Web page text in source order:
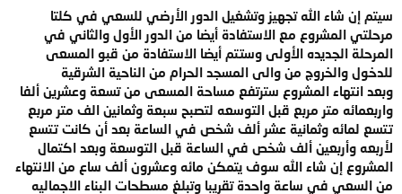
سيتم إن شاء الله تجهيز وتشغيل الدور الأرضي للسعي في كلتا
مرحلتي المشروع مع الاستفادة أيضا من الدور الأول والثاني في
المرحلة الجديده الأولى وستتم أيضا الاستفادة من قبو المسعى
للدخول والخروج من والى المسجد الحرام من الناحية الشرقية
وبعد انتهاء المشروع سترتفع مساحة المسعى من تسعة وعشرين ألفا
واربعمائه متر مربع قبل التوسعه لتصبح سبعة وثمانين الف متر مربع
تتسع لمائه وثمانية عشر ألف شخص في الساعة بعد أن كانت تتسع
لأربعه وأربعين ألف شخص في الساعة قبل التوسعة وبعد اكتمال
المشروع إن شاء الله سوف يتمكن مائه وعشرون ألف ساع من الانتهاء
من السعي في ساعة واحدة تقريبا وتبلغ مسطحات البناء الاجماليه